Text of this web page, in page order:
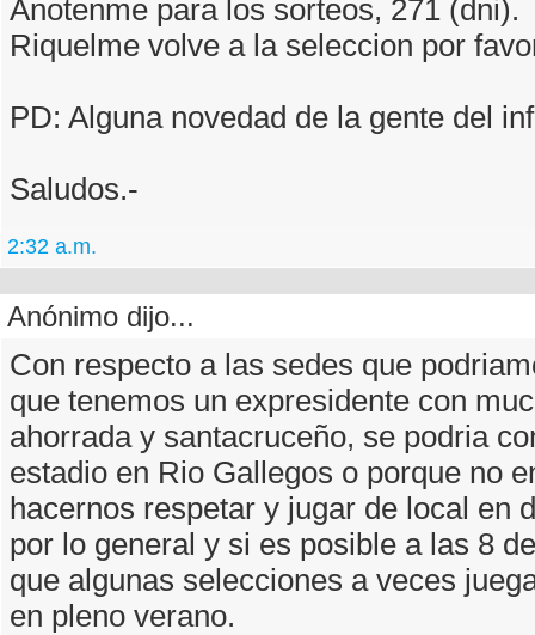
Anotenme para los sorteos, 271 (dni).
Riquelme volve a la seleccion por
PD: Alguna novedad de la gente del
Saludos.-
2:32 a.m.
Anónimo dijo...
Con respecto a las sedes que
que tenemos un expresidente con
ahorrada y santacruceño, se podria
estadio en Rio Gallegos o porque no
hacernos respetar y jugar de local en
por lo general y si es posible a las 8
que algunas selecciones a veces
en pleno verano.